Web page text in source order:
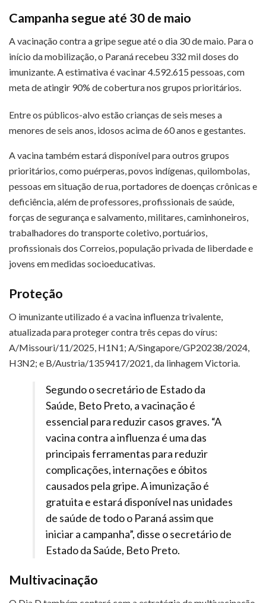
Campanha segue até 30 de maio
A vacinação contra a gripe segue até o dia 30 de maio. Para o
início da mobilização, o Paraná recebeu 332 mil doses do
imunizante. A estimativa é vacinar 4.592.615 pessoas, com
meta de atingir 90% de cobertura nos grupos prioritários.
Entre os públicos-alvo estão crianças de seis meses a
menores de seis anos, idosos acima de 60 anos e gestantes.
A vacina também estará disponível para outros grupos
prioritários, como puérperas, povos indígenas, quilombolas,
pessoas em situação de rua, portadores de doenças crônicas e
deficiência, além de professores, profissionais de saúde,
forças de segurança e salvamento, militares, caminhoneiros,
trabalhadores do transporte coletivo, portuários,
profissionais dos Correios, população privada de liberdade e
jovens em medidas socioeducativas.
Proteção
O imunizante utilizado é a vacina influenza trivalente,
atualizada para proteger contra três cepas do vírus:
A/Missouri/11/2025, H1N1; A/Singapore/GP20238/2024,
H3N2; e B/Austria/1359417/2021, da linhagem Victoria.
Segundo o secretário de Estado da
Saúde, Beto Preto, a vacinação é
essencial para reduzir casos graves. “A
vacina contra a influenza é uma das
principais ferramentas para reduzir
complicações, internações e óbitos
causados pela gripe.A imunização é
gratuita e estará disponível nas unidades
de saúde de todo o Paraná assim que
iniciar a campanha”, disse o secretário de
Estado da Saúde, Beto Preto.
Multivacinação